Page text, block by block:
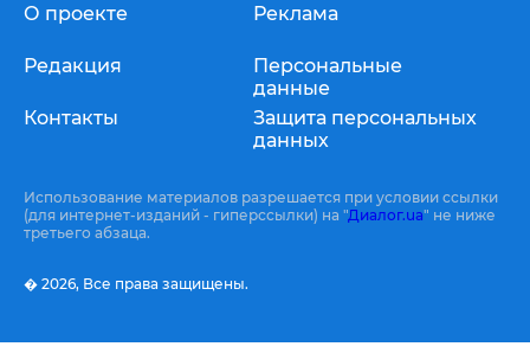
О проекте
Редакция
Контакты
Реклама
Персональные
данные
Защита персональных
данных
Использование материалов разрешается при условии ссылки
(для интернет-изданий - гиперссылки) на "Диалог.ua" не ниже
третьего абзаца.
� 2026, Все права защищены.